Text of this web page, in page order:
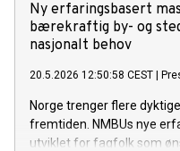
Ny erfaringsbasert
bærekraftig by- og
nasjonalt behov
20.5.2026 12:50:58 CEST
Norge trenger flere
fremtiden. NMBUs nye
utviklet for fagfolk som